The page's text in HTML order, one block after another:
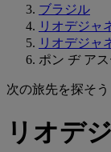
ブラジル
リオデジャ
リオデジャ
ポン ヂ ア
次の旅先を探そう
リオデ